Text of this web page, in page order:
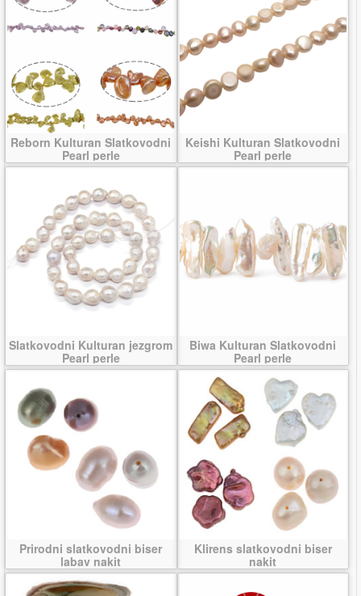
Reborn Kulturan Slatkovodni
Pearl perle
Keishi Kulturan Slatkovodni
Pearl perle
Slatkovodni Kulturan jezgrom
Pearl perle
Biwa Kulturan Slatkovodni
Pearl perle
Prirodni slatkovodni biser
labav nakit
Klirens slatkovodni biser
nakit